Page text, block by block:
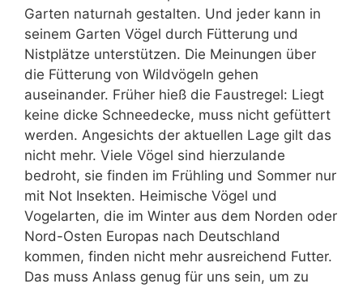
Garten naturnah gestalten. Und jeder kann in
seinem Garten Vögel durch Fütterung und
Nistplätze unterstützen. Die Meinungen über
die Fütterung von Wildvögeln gehen
auseinander. Früher hieß die Faustregel: Liegt
keine dicke Schneedecke, muss nicht gefüttert
werden. Angesichts der aktuellen Lage gilt das
nicht mehr. Viele Vögel sind hierzulande
bedroht, sie finden im Frühling und Sommer nur
mit Not Insekten. Heimische Vögel und
Vogelarten, die im Winter aus dem Norden oder
Nord-Osten Europas nach Deutschland
kommen, finden nicht mehr ausreichend Futter.
Das muss Anlass genug für uns sein, um zu